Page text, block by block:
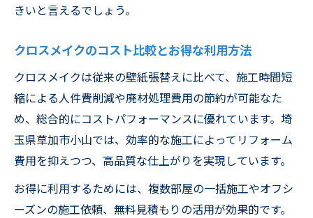
きいと言えるでしょう。
クロスメイクのコスト比較とお得な利用方法
クロスメイクは従来の壁紙張替えに比べて、施工時間短
縮による人件費削減や廃材処理費用の節約が可能なた
め、総合的にコストパフォーマンスに優れています。埼
玉県草加市小山では、効率的な施工によってリフォーム
費用を抑えつつ、高品質な仕上がりを実現しています。
お得に利用するためには、複数部屋の一括施工やオフシ
ーズンの施工依頼、無料見積もりの活用が効果的です。